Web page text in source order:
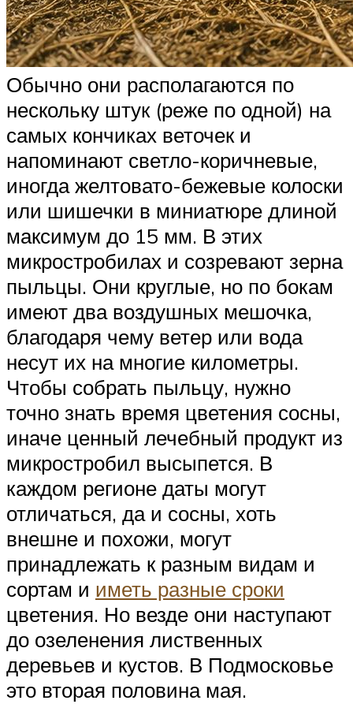
Обычно они располагаются по
нескольку штук (реже по одной) на
самых кончиках веточек и
напоминают светло-коричневые,
иногда желтовато-бежевые колоски
или шишечки в миниатюре длиной
максимум до 15 мм. В этих
микростробилах и созревают зерна
пыльцы. Они круглые, но по бокам
имеют два воздушных мешочка,
благодаря чему ветер или вода
несут их на многие километры.
Чтобы собрать пыльцу, нужно
точно знать время цветения сосны,
иначе ценный лечебный продукт из
микростробил высыпется. В
каждом регионе даты могут
отличаться, да и сосны, хоть
внешне и похожи, могут
принадлежать к разным видам и
сортам и иметь разные сроки
цветения. Но везде они наступают
до озеленения лиственных
деревьев и кустов. В Подмосковье
это вторая половина мая.